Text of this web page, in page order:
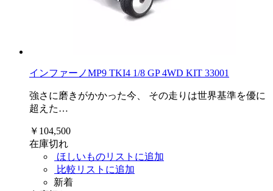
インファーノMP9 TKI4 1/8 GP 4WD KIT 33001
強さに磨きがかかった今、 その走りは世界基準を優に
超えた…
￥104,500
在庫切れ
ほしいものリストに追加
比較リストに追加
新着